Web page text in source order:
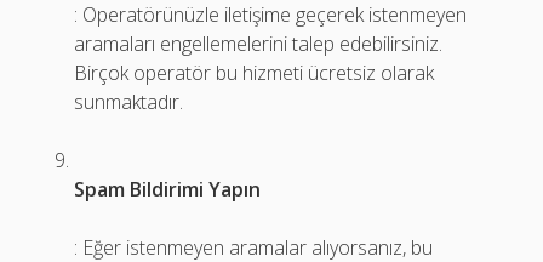
: Operatörünüzle iletişime geçerek istenmeyen
aramaları engellemelerini talep edebilirsiniz.
Birçok operatör bu hizmeti ücretsiz olarak
sunmaktadır.
Spam Bildirimi Yapın
: Eğer istenmeyen aramalar alıyorsanız, bu